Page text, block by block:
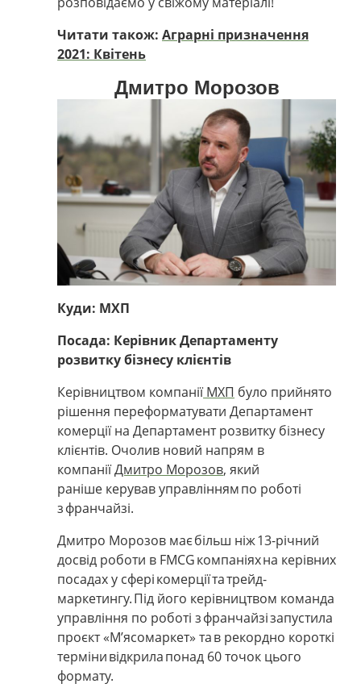
Читати також: Аграрні призначення
2021: Квітень
Дмитро Морозов
Куди: МХП
Посада: Керівник Департаменту
розвитку бізнесу клієнтів
Керівництвом компаніїМХП було прийнято
рішення переформатувати Департамент
комерціїна Департамент розвитку бізнесу
клієнтів. Очолив новий напрям в
компаніїДмитро Морозов, який
раніше керував управлінням по роботі
з франчайзі.
Дмитро Морозов має більш ніж 13-річний
досвід роботи в FMCG компаніях на керівних
посадах у сфері комерції татрейд-
маркетингу. Під його керівництвом команда
управління по роботі зфранчайзізапустила
проєкт«М’ясомаркет» та в рекордно короткі
терміни відкрила понад 60точок цього
формату.